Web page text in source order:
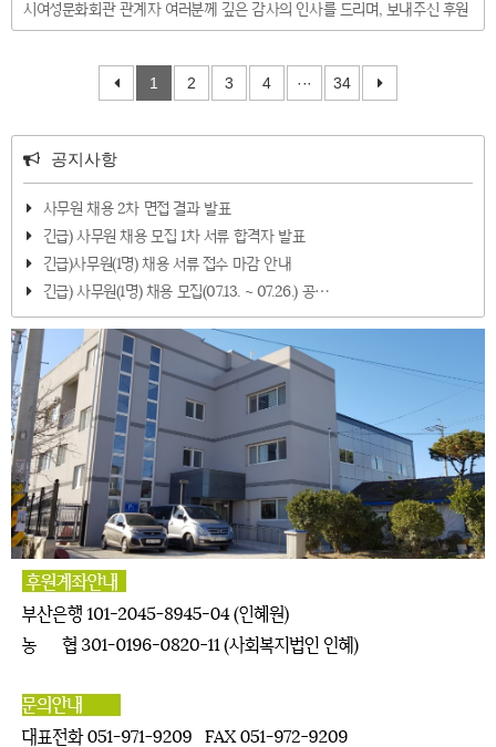
시여성문화회관 관계자 여러분께 깊은 감사의 인사를 드리며, 보내주신 후원
품은 소중히 잘 사용하겠습니다. 다가오는 설 명절 풍성하고 따뜻한 한가위
보내시기를 바랍니다. 감사합니다. ❤
1 2 3 4 ··· 34
공지사항
사무원 채용 2차 면접 결과 발표
긴급) 사무원 채용 모집 1차 서류 합격자 발표
긴급)사무원(1명) 채용 서류 접수 마감 안내
긴급) 사무원(1명) 채용 모집(07.13. ~ 07.26.) 공⋯